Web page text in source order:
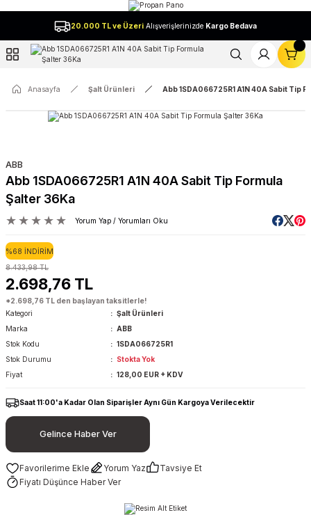
20.000 TL ve Üzeri Alışverişlerinizde Kargo Bedava
Anasayfa Şalt Ürünleri Abb 1SDA066725R1 A1N 40A Sabit Tip
ABB
Abb 1SDA066725R1 A1N 40A Sabit Tip Formula
Şalter 36Ka
Yorum Yap / Yorumları Oku
%68 İNDİRİM
8.433,98 TL
2.698,76 TL
*2.698,76 TL den başlayan taksitlerle!
Kategori
Şalt Ürünleri
Marka
ABB
Stok Kodu
1SDA066725R1
Stok Durumu
Stokta Yok
Fiyat
128,00 EUR + KDV
Saat 11:00'a Kadar Olan Siparişler Aynı Gün Kargoya Verilecektir
Gelince Haber Ver
Yorum Yaz
Tavsiye Et
Fiyatı Düşünce Haber Ver